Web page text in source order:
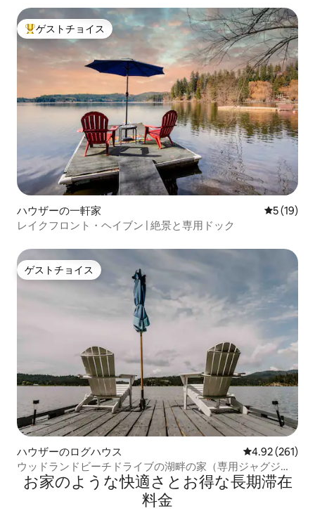
大好評のゲストチョイスです。
ゲストチョイス
ハウザーの一軒家 レビュー
5 (19)
レイクフロント・ヘイブン | 絶景と専用ドック
ゲストチョイス
ゲストチョイス
ハウザーのログハウス レビュー261
4.92 (261)
ウッドランドビーチドライブの湖畔の家（専用ジャグジー
付き）
お家のような快⁠適⁠さ⁠とお⁠得⁠な長⁠期⁠滞⁠在
料⁠金